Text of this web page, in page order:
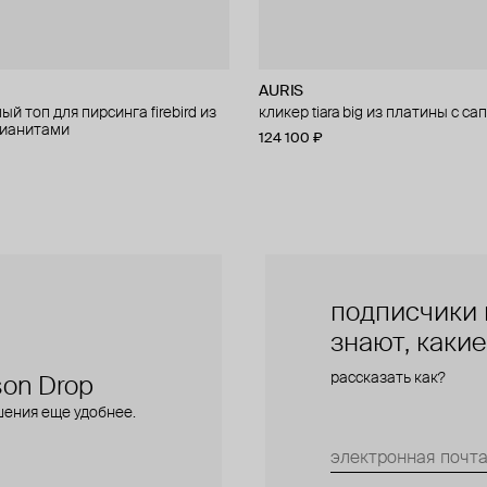
топ для пирсинга firebird из
AURIS
кликер tiara big из платины с
124 100 ₽
пирсинга phoenix из золота
AURIS
правый малый топ для
золота с фианитами
подписчики
знают,
рассказать как?
Drop
еще удобнее.